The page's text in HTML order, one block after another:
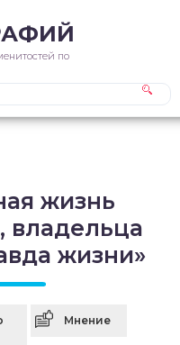
по
жизнь
владельца
жизни»
Мнение